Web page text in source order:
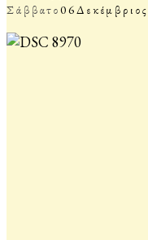
Σάββατο06Δεκέμβριος